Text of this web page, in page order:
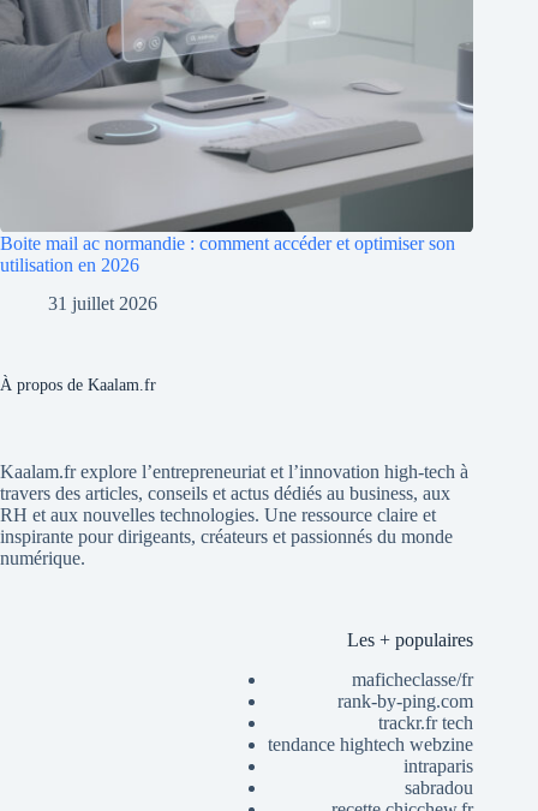
Boite mail ac normandie : comment accéder et optimiser son
utilisation en 2026
31 juillet 2026
À propos de Kaalam.fr
Kaalam.fr explore l’entrepreneuriat et l’innovation high-tech à
travers des articles, conseils et actus dédiés au business, aux
RH et aux nouvelles technologies. Une ressource claire et
inspirante pour dirigeants, créateurs et passionnés du monde
numérique.
Les + populaires
maficheclasse/fr
rank-by-ping.com
trackr.fr tech
tendance hightech webzine
intraparis
sabradou